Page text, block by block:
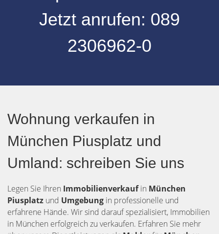
Jetzt anrufen: 089
2306962-0
Wohnung verkaufen in
München Piusplatz und
Umland: schreiben Sie uns
Legen Sie Ihren Immobilienverkaufin München
Piusplatz und Umgebung in professionelle und
erfahrene Hände. Wir sind darauf spezialisiert, Immobilien
in München erfolgreich zu verkaufen. Erfahren Sie mehr